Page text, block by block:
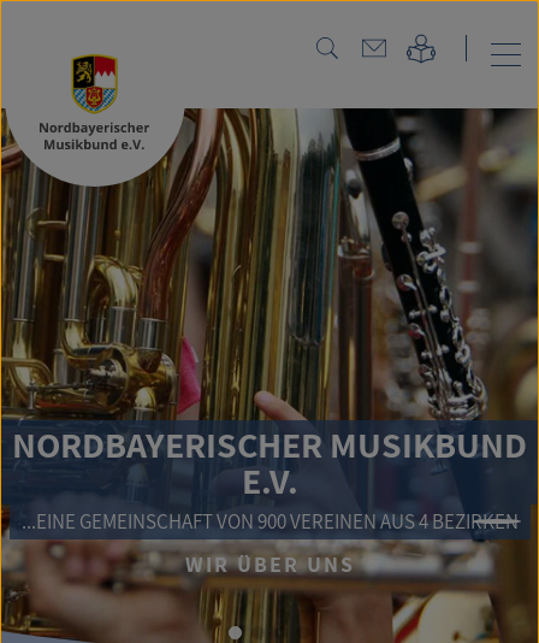
MUSIKBUND
E.V.
VON 900 VEREINEN AUS 4 BEZIRKEN
WIR ÜBER UNS